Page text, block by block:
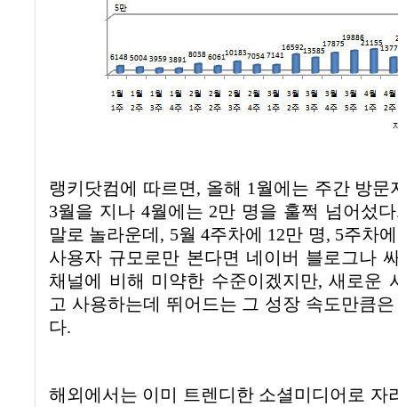
랭키닷컴에 따르면, 올해 1월에는 주간 방문
3월을 지나4월에는 2만 명을 훌쩍 넘어섰다
말로 놀라운데 , 5월 4주차에 12만 명, 5주차
사용자 규모로만 본다면 네이버 블로그나
채널에 비해 미약한 수준이겠지만,새로운
고 사용하는데 뛰어드는 그 성장 속도만큼
다.
해외에서는 이미 트렌디한 소셜미디어로 자